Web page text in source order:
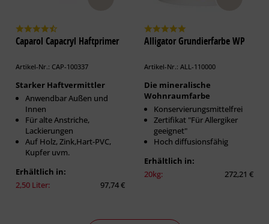
Caparol Capacryl Haftprimer
Artikel-Nr.: CAP-100337
Starker Haftvermittler
Anwendbar Außen und
Innen
Für alte Anstriche,
Lackierungen
Auf Holz, Zink,Hart-PVC,
Kupfer uvm.
Erhältlich in:
2,50 Liter:
97,74 €
Alligator Grundierfarbe WP
Artikel-Nr.: ALL-110000
Die mineralische
Wohnraumfarbe
Konservierungsmittelfrei
Zertifikat "Für Allergiker
geeignet"
Hoch diffusionsfähig
Erhältlich in:
20kg:
272,21 €